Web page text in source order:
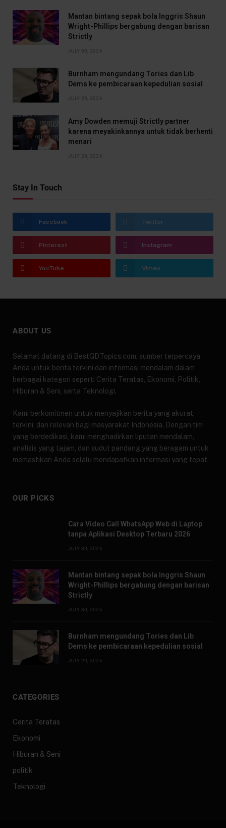
Mantan bintang sepak bola Inggris Shaun
Wright-Phillips bergabung dengan barisan
Strictly
JULY 30, 2026
Burnham mengundang Tories dan Lib
Dems ke pembicaraan kepedulian sosial
JULY 29, 2026
Amy Dowden memuji Strictly partner
karena meyakinkannya untuk tidak berhenti
menari
JULY 29, 2026
Stay In Touch
Facebook Twitter
Pinterest Instagram
YouTube Vimeo
ABOUT US
Selamat datang di BestGDTopics.com, sumber terpercaya
Anda untuk berita terkini dan informasi mendalam dalam
berbagai kategori seperti Cerita Teratas, Ekonomi, Politik,
Hiburan & Seni, serta Teknologi.
Kami berkomitmen untuk menyajikan berita yang akurat,
terkini, dan relevan bagi masyarakat Indonesia. Dengan tim
yang berdedikasi, kami menghadirkan liputan mendalam,
analisis yang tajam, dan sudut pandang yang beragam untuk
memastikan Anda selalu mendapatkan informasi yang tepat.
OUR PICKS
Cara Video Call WhatsApp Web di Laptop
tanpa Aplikasi Desktop Terbaru 2026
JULY 30, 2026
Mantan bintang sepak bola Inggris Shaun
Wright-Phillips bergabung dengan barisan
Strictly
JULY 30, 2026
Burnham mengundang Tories dan Lib
Dems ke pembicaraan kepedulian sosial
JULY 29, 2026
CATEGORIES
Cerita Teratas
Ekonomi
Hiburan & Seni
politik
Teknologi